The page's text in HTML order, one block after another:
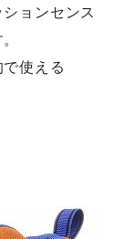
ョンセンス
使える